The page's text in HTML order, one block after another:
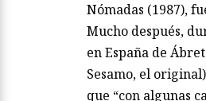
Nómadas (1987),
Mucho después,
en España de
Sesamo, el
que “con algunas